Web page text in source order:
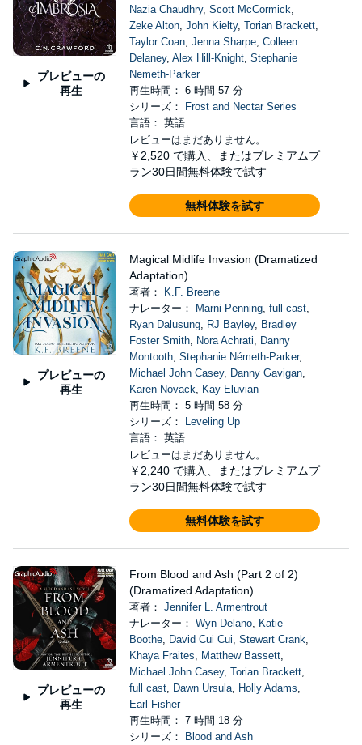
プレビューの
再生
Nazia Chaudhry, Scott McCormick,
Zeke Alton, John Kielty, Torian Brackett,
Taylor Coan, Jenna Sharpe, Colleen
Delaney, Alex Hill-Knight, Stephanie
Nemeth-Parker
再生時間： 6 時間 57 分
シリーズ：
Frost and Nectar Series
言語： 英語
レビューはまだありません。
￥2,520 で購入、またはプレミアムプ
ラン30日間無料体験で試す
無料体験を試す
プレビューの
再生
Magical Midlife Invasion (Dramatized
Adaptation)
著者：
K.F. Breene
ナレーター：
Marni Penning, full cast,
Ryan Dalusung, RJ Bayley, Bradley
Foster Smith, Nora Achrati, Danny
Montooth, Stephanie Németh-Parker,
Michael John Casey, Danny Gavigan,
Karen Novack, Kay Eluvian
再生時間： 5 時間 58 分
シリーズ：
Leveling Up
言語： 英語
レビューはまだありません。
￥2,240 で購入、またはプレミアムプ
ラン30日間無料体験で試す
無料体験を試す
プレビューの
再生
From Blood and Ash (Part 2 of 2)
(Dramatized Adaptation)
著者： Jennifer L. Armentrout
ナレーター： Wyn Delano, Katie
Boothe, David Cui Cui, Stewart Crank,
Khaya Fraites, Matthew Bassett,
Michael John Casey, Torian Brackett,
full cast, Dawn Ursula, Holly Adams,
Earl Fisher
再生時間： 7 時間 18 分
シリーズ：
Blood and Ash